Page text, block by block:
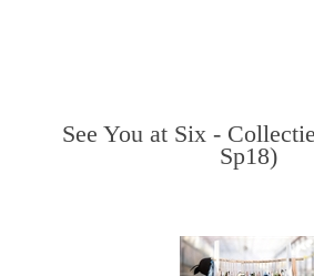
See You at Six -
Sp18)